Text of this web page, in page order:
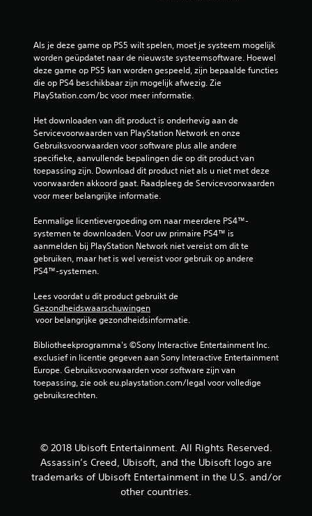
Als je deze game op PS5 wilt spelen, moet je systeem mogelijk
worden geüpdatet naar de nieuwste systeemsoftware. Hoewel
deze game op PS5 kan worden gespeeld, zijn bepaalde functies
die op PS4 beschikbaar zijn mogelijk afwezig. Zie
PlayStation.com/bc voor meer informatie.
Het downloaden van dit product is onderhevig aan de
Servicevoorwaarden van PlayStation Network en onze
Gebruiksvoorwaarden voor software plus alle andere
specifieke, aanvullende bepalingen die op dit product van
toepassing zijn. Download dit product niet als u niet met deze
voorwaarden akkoord gaat. Raadpleeg de Servicevoorwaarden
voor meer belangrijke informatie.
Eenmalige licentievergoeding om naar meerdere PS4™-
systemen te downloaden. Voor uw primaire PS4™ is
aanmelden bij PlayStation Network niet vereist om dit te
gebruiken, maar het is wel vereist voor gebruik op andere
PS4™-systemen.
Lees voordat u dit product gebruikt de
Gezondheidswaarschuwingen
voor belangrijke gezondheidsinformatie.
Bibliotheekprogramma's ©Sony Interactive Entertainment Inc.
exclusief in licentie gegeven aan Sony Interactive Entertainment
Europe. Gebruiksvoorwaarden voor software zijn van
toepassing, zie ook eu.playstation.com/legal voor volledige
gebruiksrechten.
© 2018 Ubisoft Entertainment. All Rights Reserved.
Assassin’s Creed, Ubisoft, and the Ubisoft logo are
trademarks of Ubisoft Entertainment in the U.S. and/or
other countries.